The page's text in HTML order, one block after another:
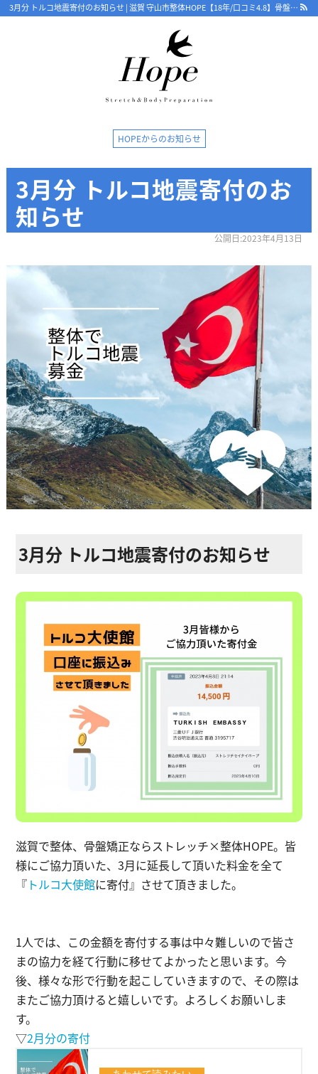
3月分 トルコ地震寄付のお知らせ | 滋賀 守山市整体HOPE【18年/口コミ4.8】骨盤から根本改善 ストレッチで優しく 守山で人気・おすすめ整体院
HOPEからのお知らせ
3月分 トルコ地震寄付のお
知らせ
公開日:2023年4月13日
3月分 トルコ地震寄付のお知らせ
滋賀で整体、骨盤矯正ならストレッチ×整体HOPE。皆
様にご協力頂いた、3月に延長して頂いた料金を全て
『トルコ大使館に寄付』させて頂きました。
1人では、この金額を寄付する事は中々難しいので皆さ
まの協力を経て行動に移せてよかったと思います。今
後、様々な形で行動を起こしていきますので、その際は
またご協力頂けると嬉しいです。よろしくお願いしま
す。
▽2月分の寄付
初めての方へ
整体HOPEのこだわり
キャンセルについて
オンライン問診
ストレッチ整体
体幹トレーニング
骨盤矯正・姿勢矯正
産後の骨盤矯正
美容整体
アスリートスリープコーチ
オンライン整体
タイ古式マッサージ
お客様の声
ストレッチ整体
姿勢矯正・骨盤矯正
体幹トレーニング